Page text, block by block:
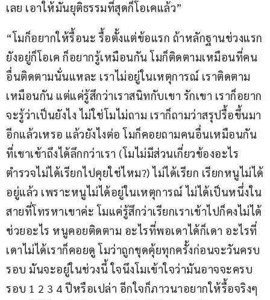
เลย เอาให้มันยุติธรรมที่สุดก็โอเคแล้ว”
“โมก็อยากให้รื้อนะ รื้อตั้งแต่ข้อแรก ถ้าหลักฐานช่วงแรก
ยังอยู่ก็โอเค ก็อยากรู้เหมือนกัน โมก็ติดตามเหมือนที่คน
อื่นติดตามนั่นแหละ เราไม่อยู่ในเหตุการณ์ เราติดตาม
เหมือนกัน แต่แค่รู้สึกว่าเราสนิทกับเขา รักเขา เราก็อยาก
จะรู้ว่าเป็นยังไง ไม่ใช่โมไม่ถาม เราก็ถามว่าสรุปรื้อขึ้นมา
อีกแล้วเหรอ แล้วยังไงต่อ โมก็คอยถามคนอื่นเหมือนกัน
ที่เขาเข้าถึงได้ลึกกว่าเรา (โมไม่มีส่วนเกี่ยวข้องอะไร
ตำรวจไม่ได้เรียกไปคุยใช่ไหม?) ไม่ได้เรียก เรียกหนูไม่ได้
อยู่แล้ว เพราะหนูไม่ได้อยู่ในเหตุการณ์ ไม่ได้เป็นหนึ่งใน
สายที่โทรหาเขาค่ะ โมแค่รู้สึกว่าเรียกเราเข้าไปก็คงไม่ได้
ช่วยอะไร หนูคอยติดตาม อะไรที่พอเดาได้ก็เดา อะไรที่
เดาไม่ได้เราก็คอยดู โมว่าถูกขุดคุ้ยทุกครั้งก่อนจะวันครบ
รอบ มันจะอยู่ในช่วงนี้ ใจนึงโมเข้าใจว่ามันอาจจะครบ
รอบ 1 2 3 4 ปีหรือเปล่า อีกใจก็ภาวนาอยากให้รื้อจริงๆ